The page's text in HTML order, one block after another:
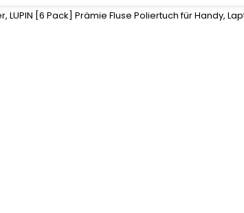
LUPIN [6 Pack] Prämie Fluse Poliertuch für Handy,